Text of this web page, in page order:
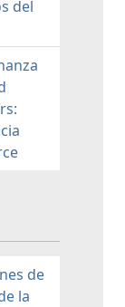
del
de
la